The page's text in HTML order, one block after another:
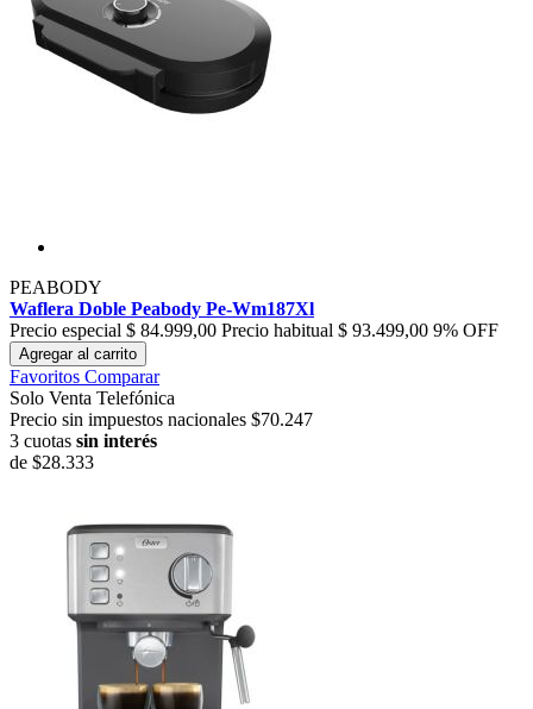
PEABODY
Waflera Doble Peabody Pe-Wm187Xl
Precio especial $ 84.999,00 Precio habitual $ 93.499,00 9% OFF
Agregar al carrito
Favoritos Comparar
Solo Venta Telefónica
Precio sin impuestos nacionales $70.247
3 cuotas sin interés
de $28.333